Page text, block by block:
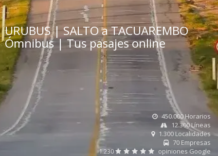
URUBUS | SALTO a TACUAREMBO
Ómnibus | Tus pasajes online
450.000 Horarios
12.300 Líneas
1.300 Localidades
70 Empresas
1.230
opiniones Google